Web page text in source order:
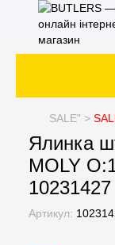
SALE" >
Ялинка
MOLY
10231427
Артикул: